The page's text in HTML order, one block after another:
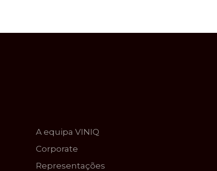
A equipa VINIQ
Corporate
Representações